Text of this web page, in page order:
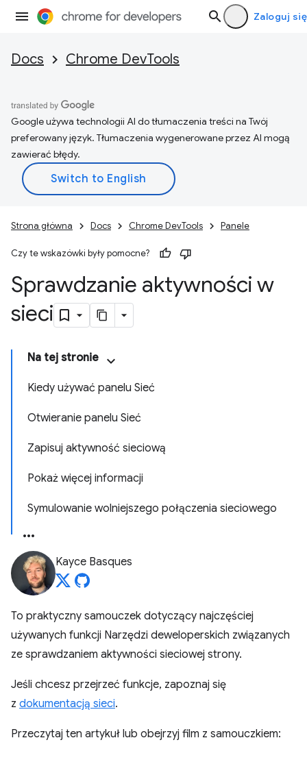
Zaloguj się
Docs Chrome DevTools
Google używa technologii AI do tłumaczenia treści na Twój
preferowany język. Tłumaczenia wygenerowane przez AI mogą
zawierać błędy.
Strona główna Docs Chrome DevTools Panele
Czy te wskazówki były pomocne?
Sprawdzanie aktywności w
sieci
Na tej stronie
Kiedy używać panelu Sieć
Otwieranie panelu Sieć
Zapisuj aktywność sieciową
Pokaż więcej informacji
Symulowanie wolniejszego połączenia sieciowego
Kayce Basques
To praktyczny samouczek dotyczący najczęściej
używanych funkcji Narzędzi deweloperskich związanych
ze sprawdzaniem aktywności sieciowej strony.
Jeśli chcesz przejrzeć funkcje, zapoznaj się
z dokumentacją sieci.
Przeczytaj ten artykuł lub obejrzyj film z samouczkiem: